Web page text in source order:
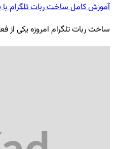
آموزش کامل ساخت ربات تلگرام با
ساخت ربات تلگرام امروزه یکی از